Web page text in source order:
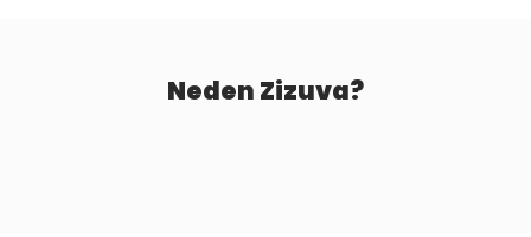
Neden Zizuva?